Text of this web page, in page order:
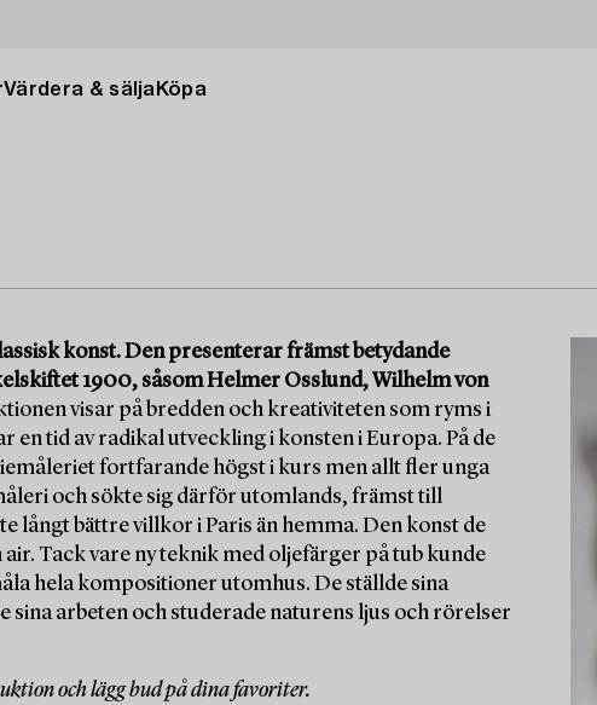
Värdera & sälja Köpa
konst. Den presenterar främst betydande
1900, såsom Helmer Osslund, Wilhelm von
visar på bredden och kreativiteten som ryms i
en tid av radikal utveckling i konsten i Europa. På de
fortfarande högst i kurs men allt fler unga
och sökte sig därför utomlands, främst till
långt bättre villkor i Paris än hemma. Den konst de
Tack vare ny teknik med oljefärger på tub kunde
hela kompositioner utomhus. De ställde sina
sina arbeten och studerade naturens ljus och rörelser
och lägg bud på dina favoriter.